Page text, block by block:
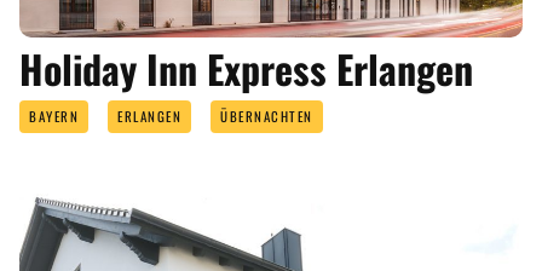
Holiday Inn Express Erlangen
BAYERN ERLANGEN ÜBERNACHTEN